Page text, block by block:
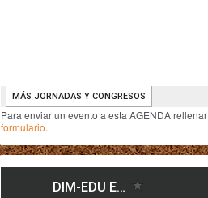
Para enviar un evento a esta AGENDA rellenar
formulario.